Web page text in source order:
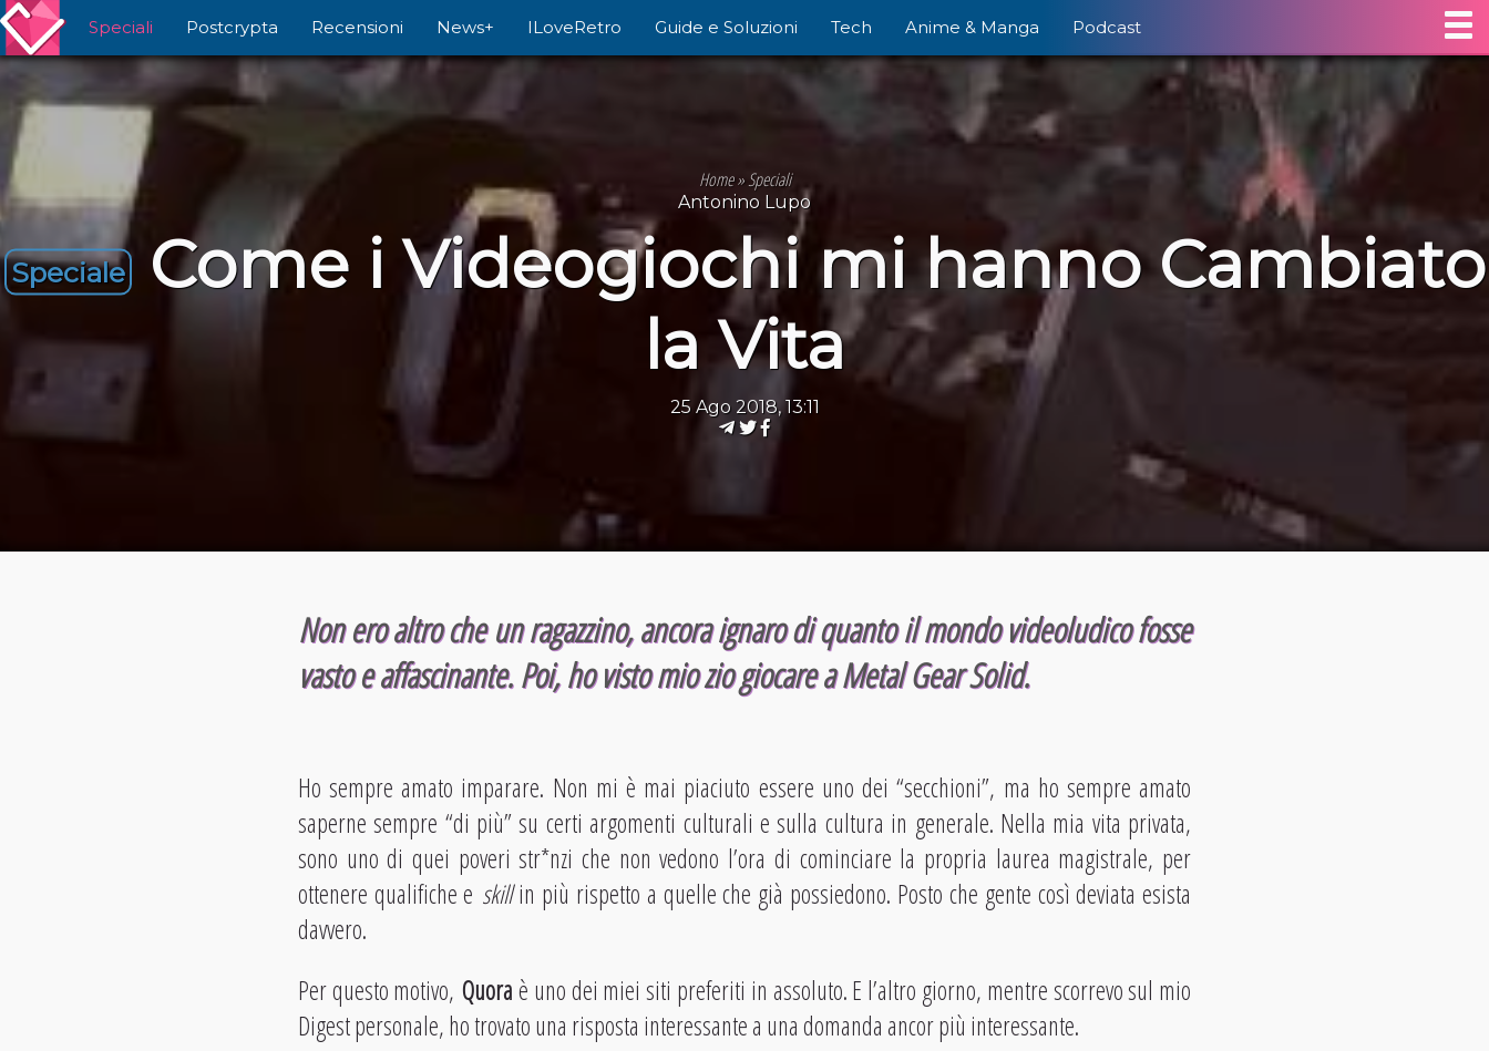
Speciali Postcrypta Recensioni News+ ILoveRetro Guide e Soluzioni Tech Anime & Manga Podcast
Home»Speciali
Antonino Lupo
Speciale
Come i Videogiochi mi hanno Cambiato
la Vita
25 Ago 2018, 13:11
Non ero altro che un ragazzino, ancora ignaro di quanto il mondo videoludico fosse
vasto e affascinante. Poi, ho visto mio zio giocare a Metal Gear Solid.
Ho sempre amato imparare. Non mi è mai piaciuto essere uno dei “secchioni”, ma ho sempre amato
saperne sempre “di più” su certi argomenti culturali e sulla cultura in generale. Nella mia vita privata,
sono uno di quei poveri str*nzi che non vedono l’ora di cominciare la propria laurea magistrale, per
ottenere qualifiche e skillin più rispetto a quelle che già possiedono. Posto che gente così deviata esista
davvero.
Per questo motivo,Quoraè uno dei miei siti preferiti in assoluto. E l’altro giorno, mentre scorrevo sul mio
Digest personale, ho trovato una risposta interessante a una domanda ancor più interessante.